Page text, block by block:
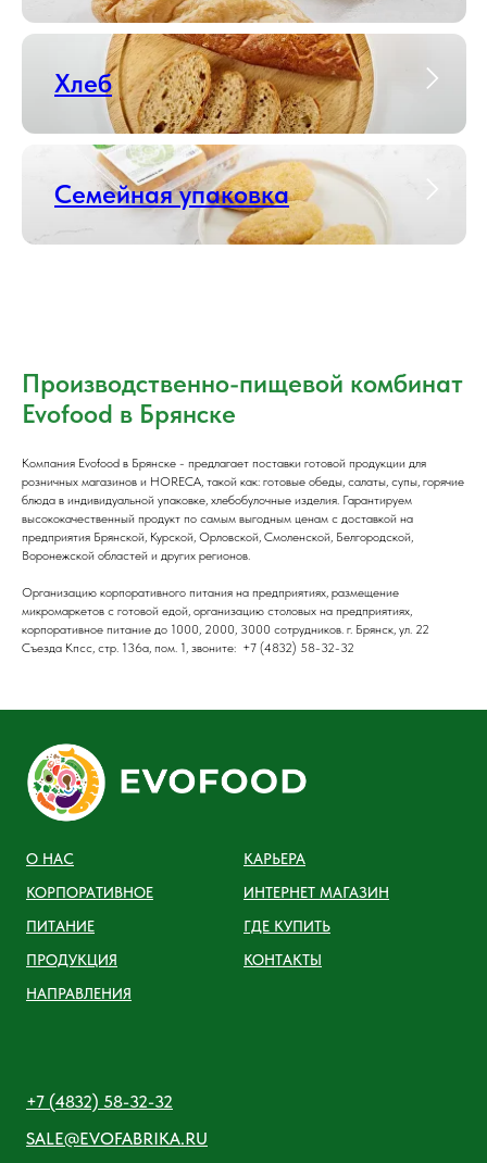
Хлеб
Семейная упаковка
Производственно-пищевой комбинат
Evofood в Брянске
Компания Evofood в Брянске - предлагает поставки готовой продукции для
розничных магазинов и HORECA, такой как: готовые обеды, салаты, супы, горячие
блюда в индивидуальной упаковке, хлебобулочные изделия. Гарантируем
высококачественный продукт по самым выгодным ценам с доставкой на
предприятия Брянской, Курской, Орловской, Смоленской, Белгородской,
Воронежской областей и других регионов.
Организацию корпоративного питания на предприятиях, размещение
микромаркетов с готовой едой, организацию столовых на предприятиях,
корпоративное питание до 1000, 2000, 3000 сотрудников. г. Брянск, ул. 22
Съезда Кпсс, стр. 136а, пом. 1, звоните: +7 (4832) 58-32-32
О НАС
КОРПОРАТИВНОЕ
ПИТАНИЕ
ПРОДУКЦИЯ
НАПРАВЛЕНИЯ
КАРЬЕРА
ИНТЕРНЕТ МАГАЗИН
ГДЕ КУПИТЬ
КОНТАКТЫ
+7 (4832) 58-32-32
SALE@EVOFABRIKA.RU